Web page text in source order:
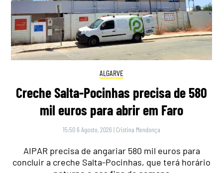
ALGARVE
Creche Salta-Pocinhas precisa de 580
mil euros para abrir em Faro
15:50 6 Agosto, 2026 | Cristina Mendonça
AIPAR precisa de angariar 580 mil euros para
concluir a creche Salta-Pocinhas, que terá horário